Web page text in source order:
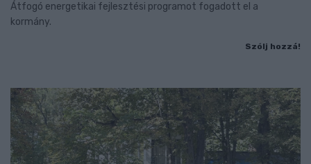
Átfogó energetikai fejlesztési programot fogadott el a
kormány.
Szólj hozzá!